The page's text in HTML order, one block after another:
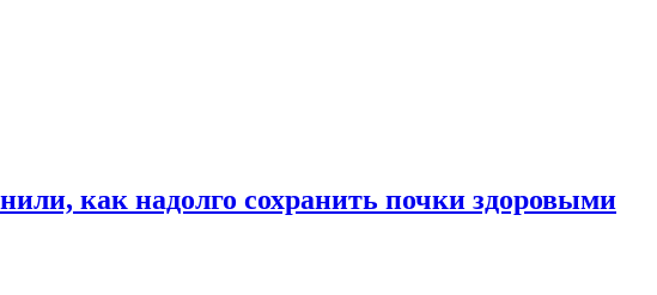
как надолго сохранить почки здоровыми